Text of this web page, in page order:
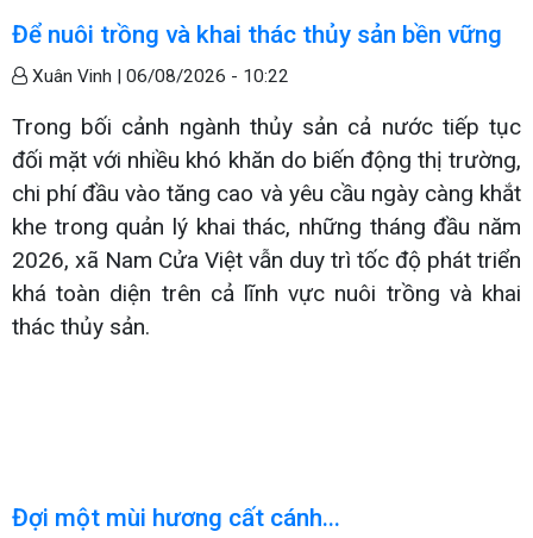
Để nuôi trồng và khai thác thủy sản bền vững
Xuân Vinh | 06/08/2026 - 10:22
Trong bối cảnh ngành thủy sản cả nước tiếp tục
đối mặt với nhiều khó khăn do biến động thị trường,
chi phí đầu vào tăng cao và yêu cầu ngày càng khắt
khe trong quản lý khai thác, những tháng đầu năm
2026, xã Nam Cửa Việt vẫn duy trì tốc độ phát triển
khá toàn diện trên cả lĩnh vực nuôi trồng và khai
thác thủy sản.
Đợi một mùi hương cất cánh...